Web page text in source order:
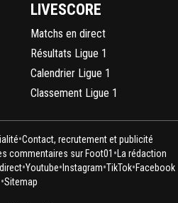
LIVESCORE
Matchs en direct
Résultats Ligue 1
Calendrier Ligue 1
Classement Ligue 1
•Contact, recrutement et publicité
commentaires sur Foot01 •La rédaction
•Youtube• Instagram•TikTok•Facebook
•Sitemap